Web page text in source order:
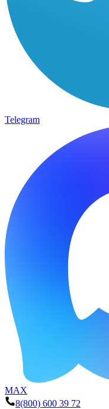
Telegram
MAX
8(800) 600 39 72